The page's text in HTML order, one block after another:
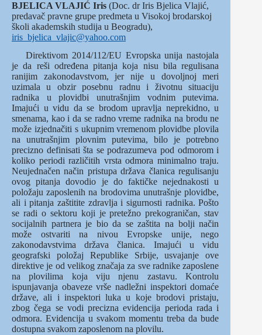
BJELICA VLAJIĆ Iris (Doc. dr Iris Bjelica Vlajić,
predavač pravne grupe predmeta u Visokoj brodarskoj
školi akademskih studija u Beogradu),
iris_bjelica_vlajic@yahoo.com
Direktivom 2014/112/EU Evropska unija nastojala
je da reši određena pitanja koja nisu bila regulisana
ranijim zakonodavstvom, jer nije u dovoljnoj meri
uzimala u obzir posebnu radnu i životnu situaciju
radnika u plovidbi unutrašnjim vodnim putevima.
Imajući u vidu da se brodom upravlja neprekidno, u
smenama, kao i da se radno vreme radnika na brodu ne
može izjednačiti s ukupnim vremenom plovidbe plovila
na unutrašnjim plovnim putevima, bilo je potrebno
precizno definisati šta se podrazumeva pod odmorom i
koliko periodi različitih vrsta odmora minimalno traju.
Neujednačen način pristupa država članica regulisanju
ovog pitanja dovodio je do faktičke nejednakosti u
položaju zaposlenih na brodovima unutrašnje plovidbe,
ali i pitanja zaštitite zdravlja i sigurnosti radnika. Pošto
se radi o sektoru koji je pretežno prekograničan, stav
socijalnih partnera je bio da se zaštita na bolji način
može ostvariti na nivou Evropske unije, nego
zakonodavstvima država članica. Imajući u vidu
geografski položaj Republike Srbije, usvajanje ove
direktive je od velikog značaja za sve radnike zaposlene
na plovilima koja viju njenu zastavu. Kontrolu
ispunjavanja obaveze vrše nadležni inspektori domaće
države, ali i inspektori luka u koje brodovi pristaju,
zbog čega se vodi precizna evidencija perioda rada i
odmora. Evidencija u svakom momentu treba da bude
dostupna svakom zaposlenom na plovilu.